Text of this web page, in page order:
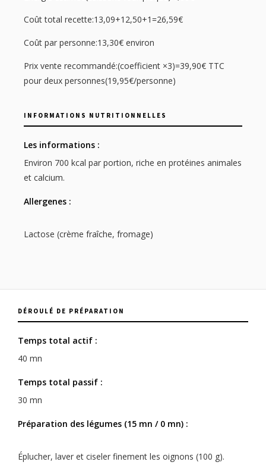
Coût total recette:13,09+12,50+1=26,59€
Coût par personne:13,30€ environ
Prix vente recommandé:(coefficient ×3)=39,90€ TTC
pour deux personnes(19,95€/personne)
INFORMATIONS NUTRITIONNELLES
Les informations :
Environ 700 kcal par portion, riche en protéines animales
et calcium.
Allergenes :
Lactose (crème fraîche, fromage)
DÉROULÉ DE PRÉPARATION
Temps total actif :
40 mn
Temps total passif :
30 mn
Préparation des légumes (15 mn / 0 mn) :
Éplucher, laver et ciseler finement les oignons (100 g).